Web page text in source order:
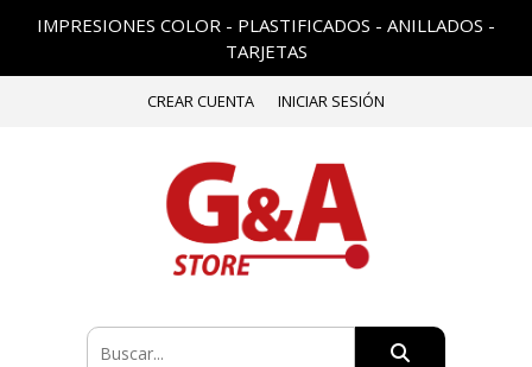
IMPRESIONES COLOR - PLASTIFICADOS - ANILLADOS -
TARJETAS
CREAR CUENTA INICIAR SESIÓN